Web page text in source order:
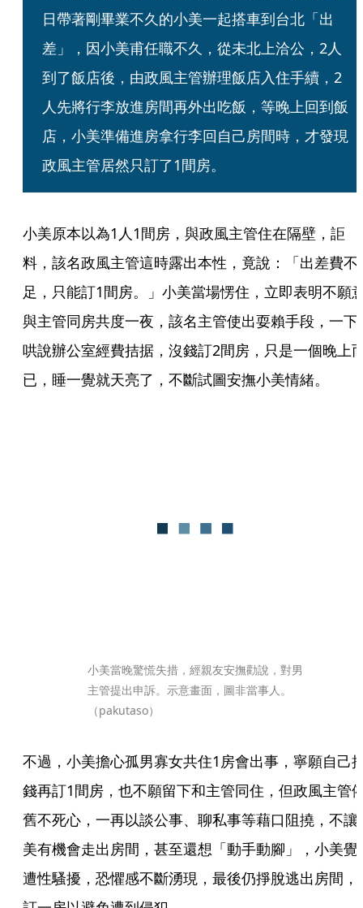
日帶著剛畢業不久的小美一起搭車到台北「出
差」，因小美甫任職不久，從未北上洽公，2人
到了飯店後，由政風主管辦理飯店入住手續，2
人先將行李放進房間再外出吃飯，等晚上回到飯
店，小美準備進房拿行李回自己房間時，才發現
政風主管居然只訂了1間房。
小美原本以為1人1間房，與政風主管住在隔壁，詎
料，該名政風主管這時露出本性，竟說：「出差費不
足，只能訂1間房。」小美當場愣住，立即表明不願
與主管同房共度一夜，該名主管使出耍賴手段，一下
哄說辦公室經費拮据，沒錢訂2間房，只是一個晚上
已，睡一覺就天亮了，不斷試圖安撫小美情緒。
小美當晚驚慌失措，經親友安撫勸說，對男
主管提出申訴。示意畫面，圖非當事人。
（pakutaso）
不過，小美擔心孤男寡女共住1房會出事，寧願自己
錢再訂1間房，也不願留下和主管同住，但政風主管
舊不死心，一再以談公事、聊私事等藉口阻撓，不讓
美有機會走出房間，甚至還想「動手動腳」，小美覺
遭性騷擾，恐懼感不斷湧現，最後仍掙脫逃出房間，